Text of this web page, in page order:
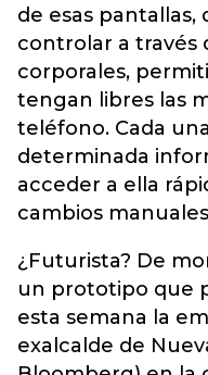
de esas
controlar a través
corporales,
tengan libres las
teléfono. Cada
determinada
acceder a ella
cambios
¿Futurista? De
un prototipo que
esta semana la
exalcalde de